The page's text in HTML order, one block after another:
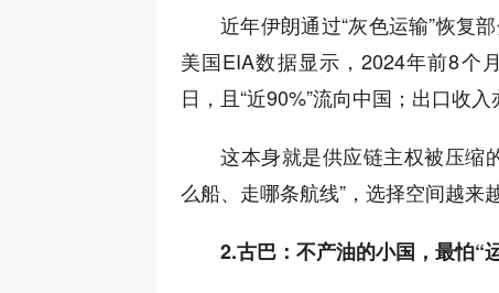
近年伊朗通过“灰色运输”恢复
美国EIA数据显示，2024年前8个
日，且“近90%”流向中国；出口收
这本身就是供应链主权被压缩
么船、走哪条航线”，选择空间越来越
2.古巴：不产油的小国，最怕“